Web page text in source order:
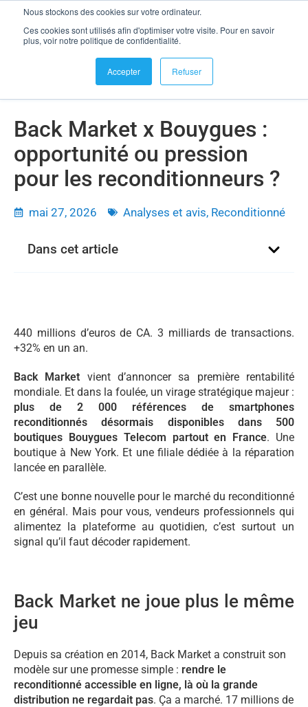
Nous stockons des cookies sur votre ordinateur.
Ces cookies sont utilisés afin d'optimiser votre visite. Pour en savoir
plus, voir notre politique de confidentialité.
Accepter Refuser
se connecter
Back Market x Bouygues : opportunité ou pression pour les
reconditionneurs ?
Back Market x Bouygues :
opportunité ou pression
pour les reconditionneurs ?
mai 27, 2026 Analyses et avis, Reconditionné
Dans cet article
440 millions d’euros de CA. 3 milliards de transactions.
+32% en un an.
Back Market vient d’annoncer sa première rentabilité
mondiale. Et dans la foulée, un virage stratégique majeur :
plus de 2 000 références de smartphones
reconditionnés désormais disponibles dans 500
boutiques Bouygues Telecom partout en France. Une
boutique à New York. Et une filiale dédiée à la réparation
lancée en parallèle.
C’est une bonne nouvelle pour le marché du reconditionné
en général. Mais pour vous, vendeurs professionnels qui
alimentez la plateforme au quotidien, c’est surtout un
signal qu’il faut décoder rapidement.
Back Market ne joue plus le même
jeu
Depuis sa création en 2014, Back Market a construit son
modèle sur une promesse simple : rendre le
reconditionné accessible en ligne, là où la grande
distribution ne regardait pas. Ça a marché. 17 millions de